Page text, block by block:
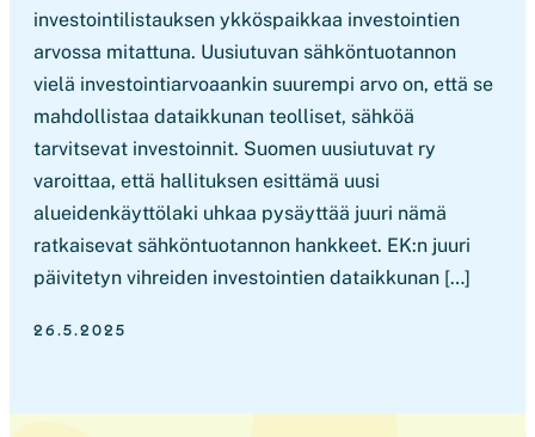
investointilistauksen ykköspaikkaa investointien
arvossa mitattuna. Uusiutuvan sähköntuotannon
vielä investointiarvoaankin suurempi arvo on, että se
mahdollistaa dataikkunan teolliset, sähköä
tarvitsevat investoinnit. Suomen uusiutuvat ry
varoittaa, että hallituksen esittämä uusi
alueidenkäyttölaki uhkaa pysäyttää juuri nämä
ratkaisevat sähköntuotannon hankkeet. EK:n juuri
päivitetyn vihreiden investointien dataikkunan […]
26.5.2025